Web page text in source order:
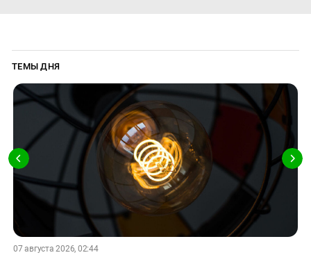
ТЕМЫ ДНЯ
07 августа 2026, 02:44